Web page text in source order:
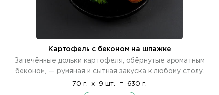
Картофель с беконом на шпажке
Запечённые дольки картофеля, обёрнутые ароматным
беконом, — румяная и сытная закуска к любому столу.
70 г. x 9 шт. = 630 г.